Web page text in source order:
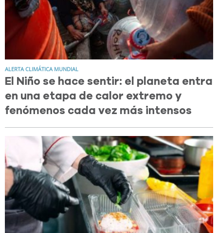
ALERTA CLIMÁTICA MUNDIAL
El Niño se hace sentir: el planeta entra
en una etapa de calor extremo y
fenómenos cada vez más intensos